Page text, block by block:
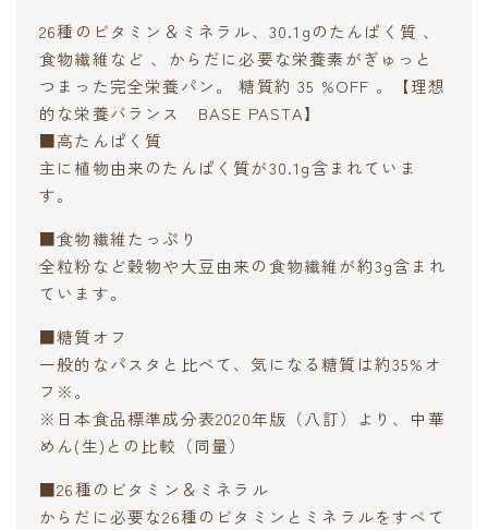
26種のビタミン＆ミネラル、30.1gのたんぱく質 、
食物繊維など 、からだに必要な栄養素がぎゅっと
つまった完全栄養パン。 糖質約 35 %OFF 。【理想
的な栄養バランス BASE PASTA】
■高たんぱく質
主に植物由来のたんぱく質が30.1g含まれていま
す。
■食物繊維たっぷり
全粒粉など穀物や大豆由来の食物繊維が約3g含まれ
ています。
■糖質オフ
一般的なパスタと比べて、気になる糖質は約35%オ
フ※。
※日本食品標準成分表2020年版（八訂）より、中華
めん(生)との比較（同量）
■26種のビタミン＆ミネラル
からだに必要な26種のビタミンとミネラルをすべて